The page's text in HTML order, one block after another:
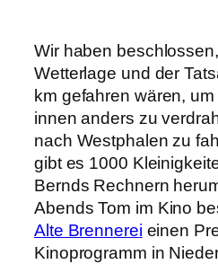
Wir haben
Wetterlage und der
km gefahren wären,
innen anders zu
nach Westphalen zu
gibt es 1000
Bernds Rechnern
Abends Tom im Kino
Alte Brennerei einen
Kinoprogramm in